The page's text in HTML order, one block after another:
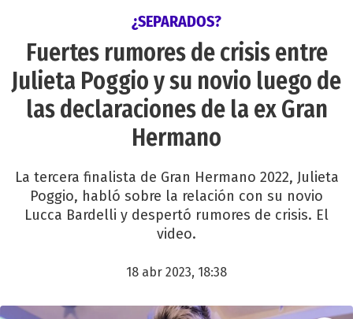
¿SEPARADOS?
Fuertes rumores de crisis entre
Julieta Poggio y su novio luego de
las declaraciones de la ex Gran
Hermano
La tercera finalista de Gran Hermano 2022, Julieta
Poggio, habló sobre la relación con su novio
Lucca Bardelli y despertó rumores de crisis. El
video.
18 abr 2023, 18:38